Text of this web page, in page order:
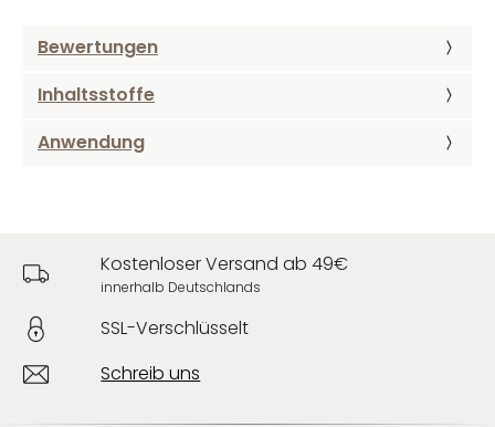
Bewertungen
Inhaltsstoffe
Anwendung
Kostenloser Versand ab 49€
innerhalb Deutschlands
SSL-Verschlüsselt
Schreib uns